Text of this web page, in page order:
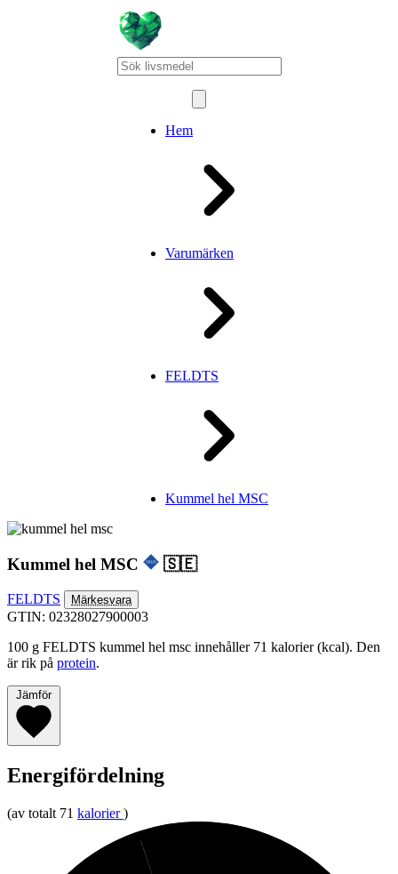
Hem
Varumärken
FELDTS
Kummel hel MSC
Kummel hel MSC 🇸🇪
FELDTS Märkesvara
GTIN: 02328027900003
100 g FELDTS kummel hel msc innehåller 71 kalorier (kcal). Den
är rik på protein.
Jämför
Energifördelning
(av totalt 71 kalorier )